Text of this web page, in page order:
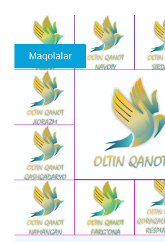
Maqolalar